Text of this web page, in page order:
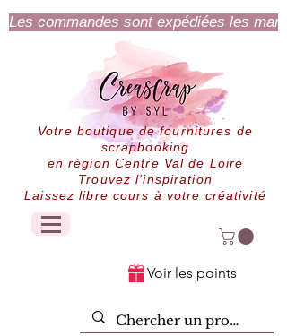
Les commandes sont expédiées les
Votre boutique de fournitures de
scrapbooking
en région Centre Val de Loire
Trouvez l'inspiration
Laissez libre cours à votre créativité
Voir les points